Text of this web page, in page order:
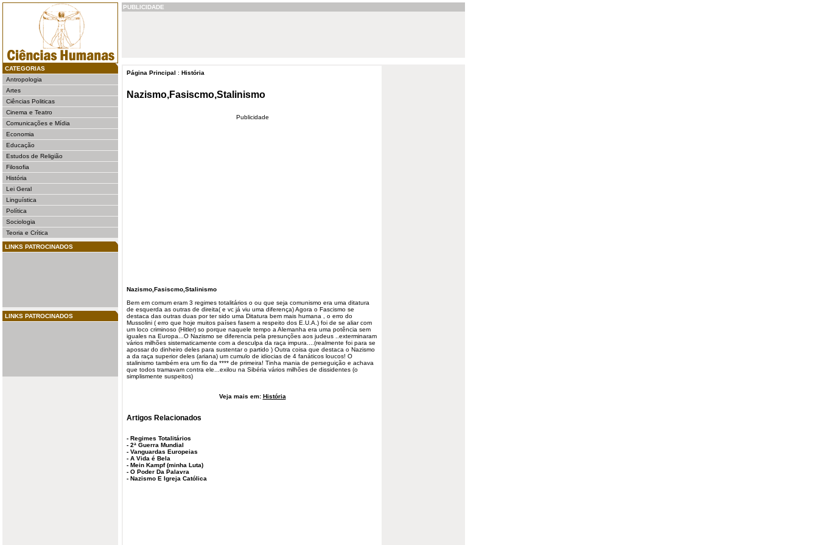
CATEGORIAS
Antropologia
Artes
Ciências Politicas
Cinema e Teatro
Comunicações e Mídia
Economia
Educação
Estudos de Religião
Filosofia
História
Lei Geral
Linguística
Política
Sociologia
Teoria e Crítica
LINKS PATROCINADOS
LINKS PATROCINADOS
PUBLICIDADE
Página Principal : História
Nazismo,Fasiscmo,Stalinismo
Publicidade
Nazismo,Fasiscmo,Stalinismo
Bem em comum eram 3 regimes totalitários o ou que seja comunismo era uma ditatura
de esquerda as outras de direita( e vc já viu uma diferença) Agora o Fascismo se
destaca das outras duas por ter sido uma Ditatura bem mais humana , o erro do
Mussolini ( erro que hoje muitos países fasem a respeito dos E.U.A.) foi de se aliar com
um loco criminoso (Hitler) so porque naquele tempo a Alemanha era uma potência sem
iguales na Europa...O Nazismo se diferencia pela presunções aos judeus ..exterminaram
vários milhões sistematicamente com a desculpa da raça impura....(realmente foi para se
apossar do dinheiro deles para sustentar o partido ) Outra coisa que destaca o Nazismo
a da raça superior deles (ariana) um cumulo de idiocias de 4 fanáticos loucos! O
stalinismo também era um fio da **** de primeira! Tinha mania de perseguição e achava
que todos tramavam contra ele...exilou na Sibéria vários milhões de dissidentes (o
simplismente suspeitos)
Veja mais em: História
Artigos Relacionados
- Regimes Totalitários
- 2ª Guerra Mundial
- Vanguardas Europeias
- A Vida é Bela
- Mein Kampf (minha Luta)
- O Poder Da Palavra
- Nazismo E Igreja Católica